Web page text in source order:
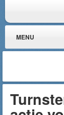
MENU